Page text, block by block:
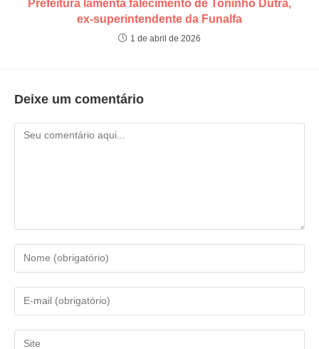
Prefeitura lamenta falecimento de Toninho Dutra,
ex-superintendente da Funalfa
1 de abril de 2026
Deixe um comentário